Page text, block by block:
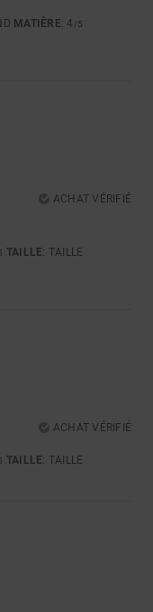
MATIÈRE: 4 /5
ACHAT VÉRIFIÉ
TAILLE: TAILLE
ACHAT VÉRIFIÉ
TAILLE: TAILLE